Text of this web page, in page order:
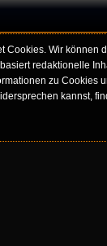
Cookies. Wir können
redaktionelle
zu Cookies
kannst,